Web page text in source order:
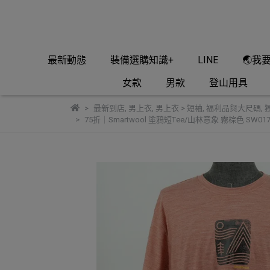
最新動態 裝備選購知識+ LINE
🌏我
女款
男款 登山用具
最新到店, 男上衣, 男上衣 > 短袖, 福利品與大尺碼,
75折｜Smartwool 塗鴉短Tee/山林意象 霧棕色